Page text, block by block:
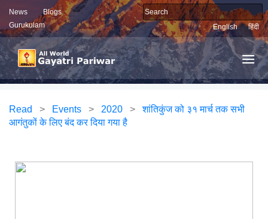
News
Blogs
Gurukulam
English हिंदी
Read > Events > 2020 >शांतिकुंज को ३१ मार्च तक सभी
आगंतुकों के लिए बंद कर दिया गया है